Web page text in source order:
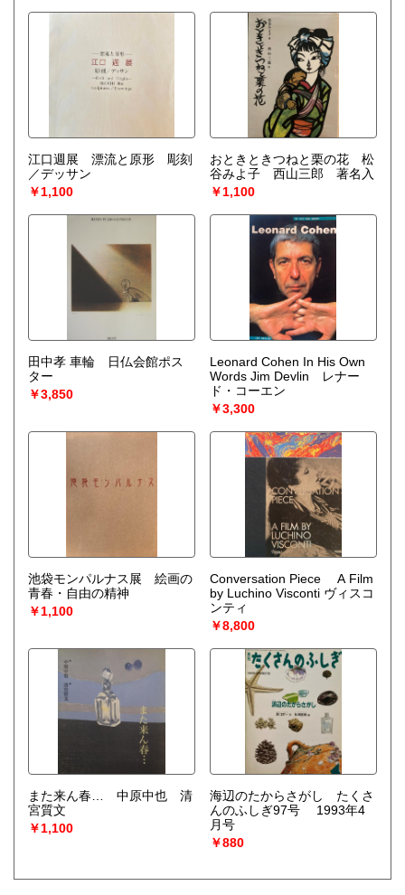
江口週展 漂流と原形 彫刻
／デッサン
￥1,100
おときときつねと栗の花 松
谷みよ子 西山三郎 著名入
￥1,100
田中孝 車輪 日仏会館ポス
ター
￥3,850
Leonard Cohen In His Own
Words Jim Devlin レナー
ド・コーエン
￥3,300
池袋モンパルナス展 絵画の
青春・自由の精神
￥1,100
Conversation Piece A Film
by Luchino Visconti ヴィスコ
ンティ
￥8,800
また来ん春… 中原中也 清
宮質文
￥1,100
海辺のたからさがし たくさ
んのふしぎ97号 1993年4
月号
￥880